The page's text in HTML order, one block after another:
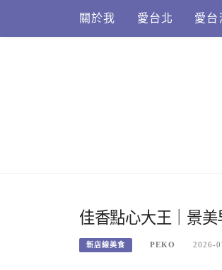
content
關於我 愛台北 愛台
佳香點心大王｜景美
新店線美食 PEKO 2026-